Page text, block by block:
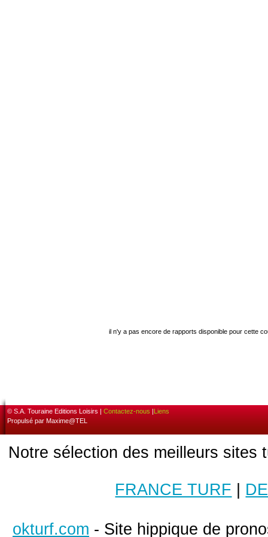
il n'y a pas encore de rapports disponible pour cette
© S.A. Touraine Editions Loisirs | Contactez-nous |Liens
Propulsé par Maxime@TEL
Notre sélection des meilleurs sites
FRANCE TURF
okturf.com - Site hippique de